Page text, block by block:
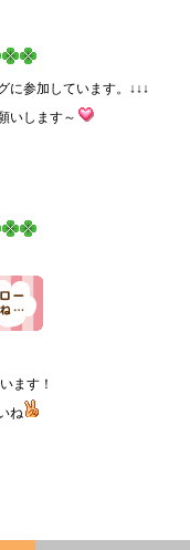
に参加しています。↓↓↓
いします～
ます！
ね